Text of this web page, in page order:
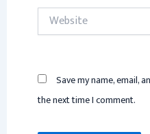
Website
Save my name, email,
the next time I comment.